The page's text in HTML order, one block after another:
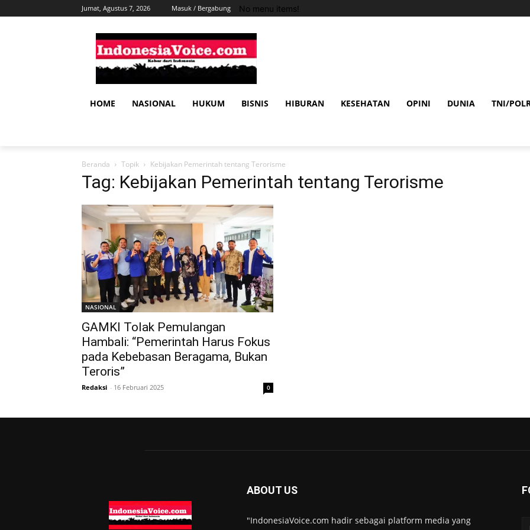
Jumat, Agustus 7, 2026 Masuk / Bergabung No menu items!
HOME NASIONAL HUKUM BISNIS HIBURAN KESEHATAN OPINI DUNIA TNI/
Beranda Topik Kebijakan Pemerintah tentang Terorisme
Tag: Kebijakan Pemerintah tentang Terorisme
NASIONAL
GAMKI Tolak Pemulangan
Hambali: “Pemerintah Harus Fokus
pada Kebebasan Beragama, Bukan
Teroris”
Redaksi - 16 Februari 2025 0
ABOUT US
"IndonesiaVoice.com hadir sebagai platform media yang